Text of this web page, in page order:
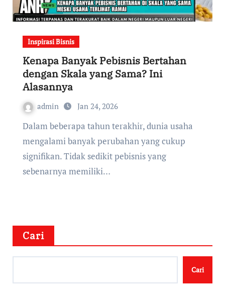
Inspirasi Bisnis
Kenapa Banyak Pebisnis Bertahan
dengan Skala yang Sama? Ini
Alasannya
admin Jan 24, 2026
Dalam beberapa tahun terakhir, dunia usaha
mengalami banyak perubahan yang cukup
signifikan. Tidak sedikit pebisnis yang
sebenarnya memiliki…
Cari
Cari